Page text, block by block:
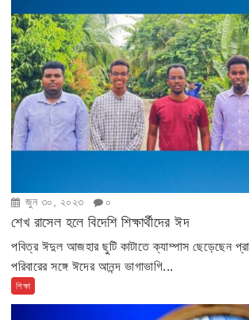
জুন ৩০, ২০২৩ ০
শেখ রাসেল হলে বিদেশি শিক্ষার্থীদের ঈদ
পবিত্র ঈদুল আজহার ছুটি কাটাতে ক্যাম্পাস ছেড়েছেন
পরিবারের সঙ্গে ঈদের আনন্দ ভাগাভাগি...
শিক্ষা